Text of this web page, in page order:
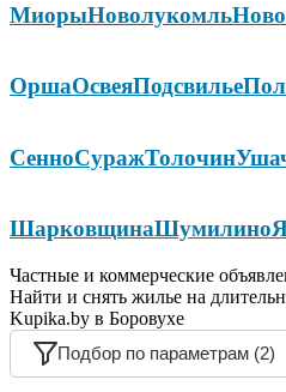
МиорыНоволукомль
ОршаОсвеяПодсвилье
СенноСуражТолочин
ШарковщинаШумилино
Частные и коммерческие
Найти и снять жилье на
Kupika.by в Боровухе
Подбор по параметрам (2)